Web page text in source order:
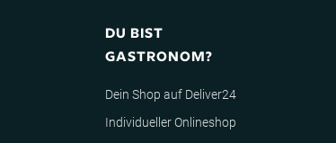
DU BIST
GASTRONOM?
Dein Shop auf Deliver24
Individueller Onlineshop